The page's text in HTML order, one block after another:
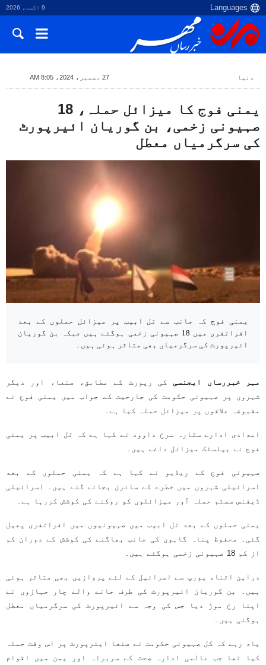
9 اگست، 2026
دنیا 27 دسمبر، 2024، 8:05 AM
یمنی فوج کا میزائل حملہ، 18
صہیونی زخمی، بن گوریان ائیرپورٹ
کی سرگرمیاں معطل
یمنی فوج کہ جانب سے تل ابیب پر میزائل حملوں کے بعد
افراتفری میں 18 صہیونی زخمی ہوگئے ہیں جبکہ بن گوریان
ائیرپورٹ کی سرگرمیاں بھی متاثر ہوئی ہیں۔
مہر خبررساں ایجنسی کی رپورٹ کے مطابق، صنعاء اور دیگر
شہروں پر صہیونی حکومت کی جارحیت کے جواب میں یمنی فوج نے
مقبوضہ علاقوں پر میزائل حملہ کیا ہے۔
امدادی ادارے ستارہ سرخ داوود نے کہا ہے کہ تل ابیب پر یمنی
فوج نے بیلسٹک میزائل داغے ہیں۔
صہیونی فوج کے ریڈیو نے کہا ہے کہ یمنی حملوں کے بعد
اسرائیلی شہروں میں خطرے کے سائرن بجائے گئے ہیں۔ اسرائیلی
ڈیفنس سسٹم حملہ آور میزائلوں کو روکنے کی کوشش کررہا ہے۔
یمنی حملوں کے بعد تل ابیب میں صہیونیوں میں افراتفری پھیل
گئی۔ محفوظ پناہ گاہوں کی جانب بھاگنے کی کوشش کے دوران کم
از کم 18 صہیونی زخمی ہوگئے ہیں۔
دراین اثناء یورپ سے اسرائیل کے لئے پروازیں بھی متاثر ہوئی
ہیں۔ بن گوریان ائیرپورٹ کی طرف جانے والے چار جہازوں نے
اپنا رخ موڑ دیا جس کی وجہ سے ائیرپورٹ کی سرگرمیاں معطل
ہوگئی ہیں۔
یاد رہے کہ کل صہیونی حکومت نے صنعا ایئرپورٹ پر اس وقت حملہ
کیا تھا جب عالمی ادارہ صحت کے سربراہ اور یمن میں اقوام